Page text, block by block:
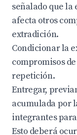
señalado que la
afecta otros
extradición.
Condicionar la
compromisos
repetición.
Entregar,
acumulada por
integrantes
Esto deberá